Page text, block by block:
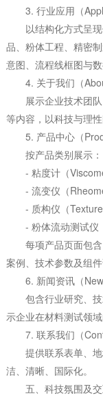
3. 行业应用（
以结构化方式呈现
品、粉体工程、精密
意图、流程线框图与
4. 关于我们（
展示企业技术团队
等内容，以科技与理性
5. 产品中心（
按产品类别展示：
- 粘度计（
- 流变仪（
- 质构仪（Texture
- 粉体流动测试仪
每项产品页面包含
案例、技术参数及组件
6. 新闻资讯（
包含行业研究、技
示企业在材料测试领
7. 联系我们（
提供联系表单、地
洁、清晰、国际化。
五、科技氛围及交